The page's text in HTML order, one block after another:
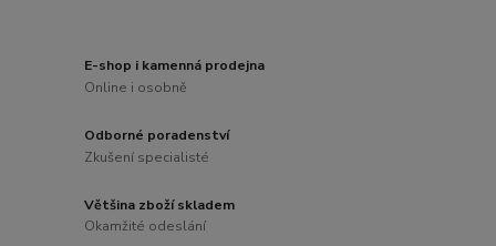
E-shop i kamenná prodejna
Online i osobně
Odborné poradenství
Zkušení specialisté
Většina zboží skladem
Okamžité odeslání